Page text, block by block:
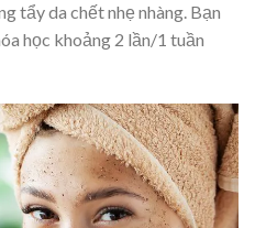
tẩy da chết nhẹ nhàng. Bạn
học khoảng 2 lần/1 tuần